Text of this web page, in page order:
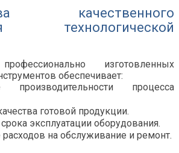
качественного
технологической
изготовленных
обеспечивает:
производительности процесса
готовой продукции.
эксплуатации оборудования.
на обслуживание и ремонт.